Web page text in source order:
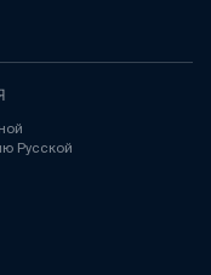
Русской